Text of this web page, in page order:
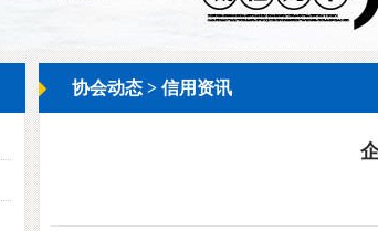
协会动态 > 信用资讯